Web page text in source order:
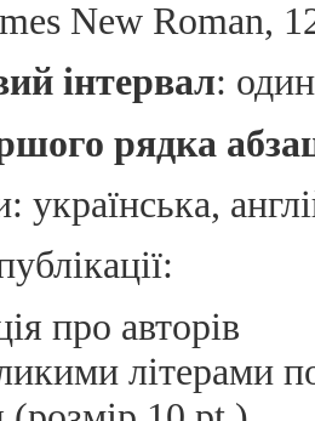
New Roman,
інтервал:
рядка
українська,
про авторів
літерами